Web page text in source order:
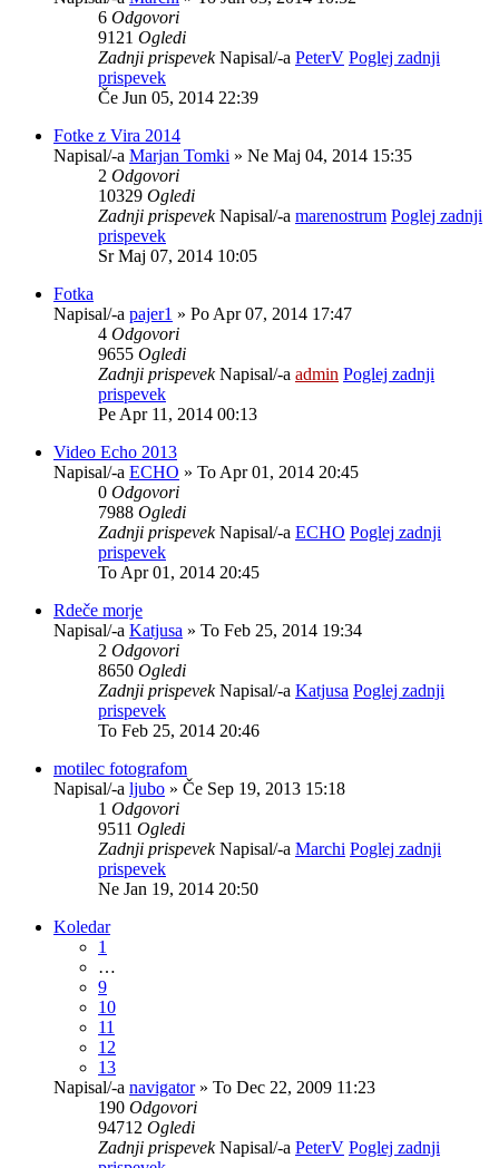
6 Odgovori
9121 Ogledi
Zadnji prispevekNapisal/-a PeterV Poglej zadnji
prispevek
Če Jun 05, 2014 22:39
Fotke z Vira 2014
Napisal/-a Marjan Tomki » Ne Maj 04, 2014 15:35
2 Odgovori
10329 Ogledi
Zadnji prispevekNapisal/-a marenostrum Poglej zadnji
prispevek
Sr Maj 07, 2014 10:05
Fotka
Napisal/-a pajer1 » Po Apr 07, 2014 17:47
4 Odgovori
9655 Ogledi
Zadnji prispevekNapisal/-a admin Poglej zadnji
prispevek
Pe Apr 11, 2014 00:13
Video Echo 2013
Napisal/-a ECHO » To Apr 01, 2014 20:45
0 Odgovori
7988 Ogledi
Zadnji prispevekNapisal/-a ECHO Poglej zadnji
prispevek
To Apr 01, 2014 20:45
Rdeče morje
Napisal/-a Katjusa » To Feb 25, 2014 19:34
2 Odgovori
8650 Ogledi
Zadnji prispevekNapisal/-a Katjusa Poglej zadnji
prispevek
To Feb 25, 2014 20:46
motilec fotografom
Napisal/-a ljubo » Če Sep 19, 2013 15:18
1 Odgovori
9511 Ogledi
Zadnji prispevekNapisal/-a Marchi Poglej zadnji
prispevek
Ne Jan 19, 2014 20:50
Koledar
1
…
9
10
11
12
13
Napisal/-a navigator» To Dec 22, 2009 11:23
190 Odgovori
94712 Ogledi
Zadnji prispevekNapisal/-a PeterV Poglej zadnji